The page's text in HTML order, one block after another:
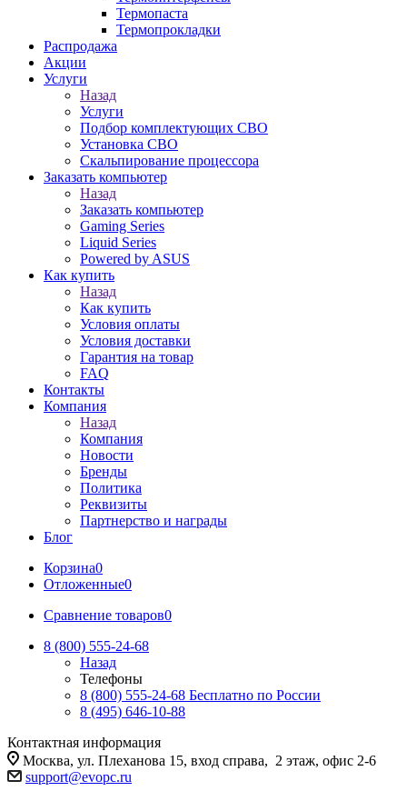
Термопаста
Термопрокладки
Распродажа
Акции
Услуги
Назад
Услуги
Подбор комплектующих СВО
Установка СВО
Скальпирование процессора
Заказать компьютер
Назад
Заказать компьютер
Gaming Series
Liquid Series
Powered by ASUS
Как купить
Назад
Как купить
Условия оплаты
Условия доставки
Гарантия на товар
FAQ
Контакты
Компания
Назад
Компания
Новости
Бренды
Политика
Реквизиты
Партнерство и награды
Блог
Корзина0
Отложенные0
Сравнение товаров0
8 (800) 555-24-68
Назад
Телефоны
8 (800) 555-24-68 Бесплатно по России
8 (495) 646-10-88
Контактная информация
Москва, ул. Плеханова 15, вход справа, 2 этаж, офис 2-6
support@evopc.ru